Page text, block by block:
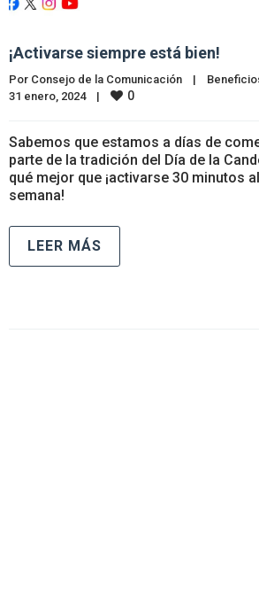
¡Activarse siempre está bien!
Por Consejo de la Comunicación |
31 enero, 2024 | 0
Sabemos que estamos a días de
parte de la tradición del Día de la
qué mejor que ¡activarse 30 minutos
semana!
LEER MÁS